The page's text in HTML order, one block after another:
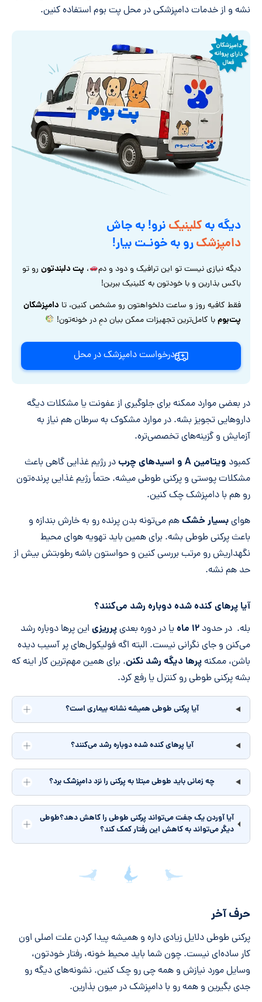
نشه و از خدمات دامپزشکی در محل پت بوم استفاده کنین.
دیگه بهکلینیکنرو! به جاش
دامپزشکرو به خونـت بیار!
دیگه نیازی نیست تو این ترافیک و دود و دم ، پت دلبندتونرو تو
باکس بذارین و با خودتون به کلینیک ببرین!
فقط کافیه روز و ساعت دلخواهتون رو مشخص کنین، تا دامپزشکان
پت‌بومبا کامل‌ترین تجهیزات ممکن بیان دمِ در خونه‌تون!
درخواست دامپزشک در محل
در بعضی موارد ممکنه برای جلوگیری از عفونت یا مشکلات دیگه
داروهایی تجویز بشه. در موارد مشکوک به سرطان هم نیاز به
آزمایش و گزینه‌های تخصصی‌تره.
کمبود ویتامین و اسیدهای چربدر رژیم غذایی گاهی باعث
مشکلات پوستی و پرکنی طوطی میشه. حتماً رژیم غذایی پرنده‌تون
رو هم با دامپزشک چک کنین.
هوایبسیار خشکهم می‌تونه بدن پرنده رو به خارش بندازه و
باعث پرکنی طوطی بشه. برای همین باید تهویه هوای محیط
نگهداریش رو مرتب بررسی کنین و حواستون باشه رطوبتش بیش از
حد هم نشه.
آیا پرهای کنده شده دوباره رشد می‌کنند؟
بله. در حدود ۱۲ ماه یا در دوره بعدیپرریزی این پرها دوباره رشد
می‌کنن و جای نگرانی نیست. البته اگه فولیکول‌های پر آسیب دیده
باشن، ممکنهپرها دیگه رشد نکنن. برای همین مهم‌ترین کار اینه که
بشه پرکنی طوطی رو کنترل یا رفع کرد.
آیا پرکنی طوطی همیشه نشانه بیماری است؟
آیا پرهای کنده شده دوباره رشد می‌کنند؟
چه زمانی باید طوطی مبتلا به پرکنی را نزد دامپزشک برد؟
آیا آوردن یک جفت می‌تواند پرکنی طوطی را کاهش دهد؟طوطی
دیگر می‌تواند به کاهش این رفتار کمک کند؟
حرف آخر
پرکنی طوطی دلایل زیادی داره و همیشه پیدا کردن علت اصلی اون
کار ساده‌ای نیست. چون شما باید محیط خونه، رفتار خودتون،
وسایل مورد نیازش و همه چی رو چک کنین. نشونه‌های دیگه رو
جدی بگیرین و همه رو با دامپزشک در میون بذارین.